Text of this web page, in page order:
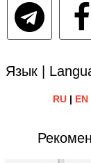
Язык |
RU| EN